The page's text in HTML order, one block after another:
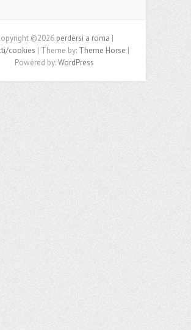
©2026 perdersi a roma |
cookies | Theme by: Theme Horse |
Powered by:WordPress